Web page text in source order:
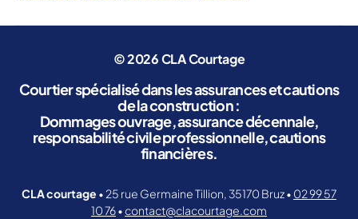
© 2026CLA Courtage
Courtier spécialisé dans les assurances et cautions
de la construction :
Dommages ouvrage, assurance décennale,
responsabilité civile professionnelle, cautions
financières.
CLA courtage • 25 rue Germaine Tillion, 35170 Bruz • 02 99 57
10 76•contact@clacourtage.com